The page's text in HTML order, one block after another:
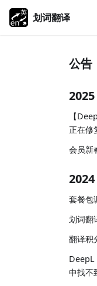
划词翻译
公告
2025
【
正在修
会员新
2024
套餐包
划词翻
翻译积
DeepL
中找不